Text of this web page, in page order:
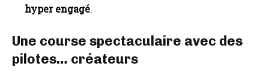
hyper engagé.
Une course spectaculaire avec des
pilotes… créateurs